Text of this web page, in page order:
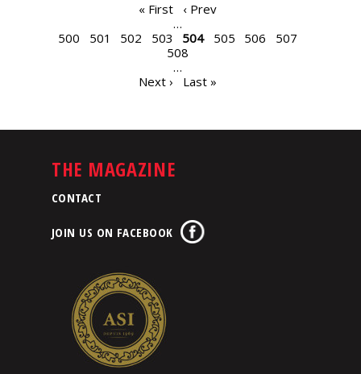
« First
‹ Prev
…
500
501 502 503 504 505 506
507
508
…
Next ›
Last »
THE MAGAZINE
CONTACT
JOIN US ON FACEBOOK